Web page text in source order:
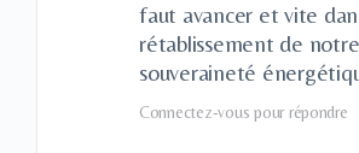
faut avancer et vite
rétablissement de notre
souveraineté
Connectez-vous pour répondre